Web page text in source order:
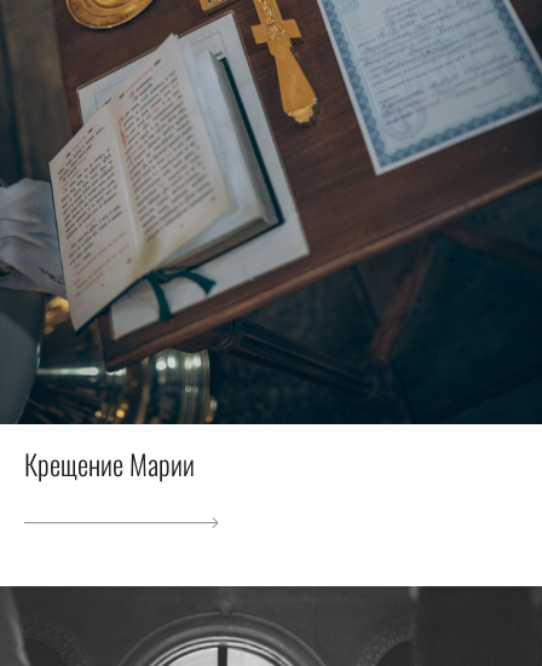
Крещение Марии